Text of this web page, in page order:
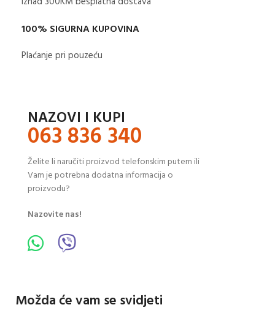
100% SIGURNA KUPOVINA
Plaćanje pri pouzeću
NAZOVI I KUPI
063 836 340
Želite li naručiti proizvod telefonskim putem ili
Vam je potrebna dodatna informacija o
proizvodu?
Nazovite nas!
Možda će vam se svidjeti